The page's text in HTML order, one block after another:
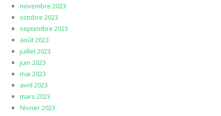
novembre 2023
octobre 2023
septembre 2023
août 2023
juillet 2023
juin 2023
mai 2023
avril 2023
mars 2023
février 2023